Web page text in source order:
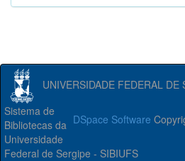
UNIVERSIDADE FEDERAL DE
DSpace Software
Sistema de
Bibliotecas da
Universidade
Federal de Sergipe - SIBIUFS